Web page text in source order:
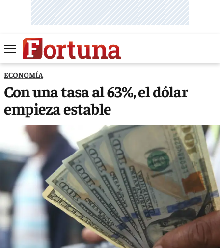
ECONOMÍA
Con una tasa al 63%, el dólar
empieza estable